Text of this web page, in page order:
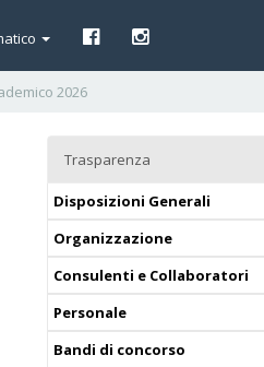
2026
Trasparenza
Disposizioni Generali
Organizzazione
Consulenti e Collaboratori
Personale
Bandi di concorso